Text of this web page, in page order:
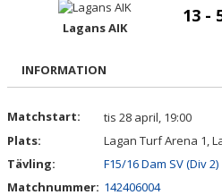
BILDGALLERI
KONTAKT
Lagans AIK
13 -
INFORMATION
Matchstart:
tis 28 april, 19:00
Plats:
Lagan Turf Arena 1,
Tävling:
F15/16 Dam SV (Div 2)
Matchnummer: 142406004